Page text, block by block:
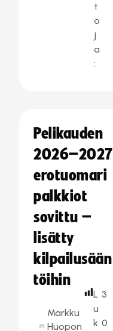
t
o
j
a
:
Pelikauden
2026–2027
erotuomari
palkkiot
sovittu –
lisätty
kilpailusään
töihin
Markku
Huopon
L
u
k
3
0